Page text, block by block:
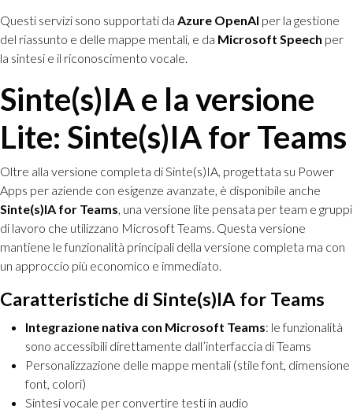
Questi servizi sono supportati da Azure OpenAI per la gestione
del riassunto e delle mappe mentali, e da Microsoft Speech per
la sintesi e il riconoscimento vocale.
Sinte(s)IA e la versione
Lite: Sinte(s)IA for Teams
Oltre alla versione completa di Sinte(s)IA, progettata su Power
Apps per aziende con esigenze avanzate, è disponibile anche
Sinte(s)IA for Teams, una versione lite pensata per team e gruppi
di lavoro che utilizzano Microsoft Teams. Questa versione
mantiene le funzionalità principali della versione completa ma con
un approccio più economico e immediato.
Caratteristiche di Sinte(s)IA for Teams
Integrazione nativa con Microsoft Teams: le funzionalità
sono accessibili direttamente dall’interfaccia di Teams
Personalizzazione delle mappe mentali (stile font, dimensione
font, colori)
Sintesi vocale per convertire testi in audio